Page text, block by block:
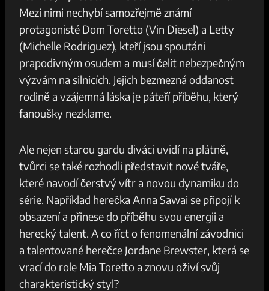
Mezi ⁢nimi⁤ nechybí samozřejmě známí
protagonisté‌ Dom Toretto (Vin Diesel) a Letty
(Michelle Rodriguez), kteří⁣ jsou spoutáni
prapodivným osudem ​a⁣ musí ⁤čelit nebezpečným⁢
výzvám na silnicích.‌ Jejich bezmezná​ oddanost
rodině a⁤ vzájemná láska je ⁤páteří ⁤příběhu, ⁢který
fanoušky nezklame.
Ale nejen starou gardu diváci uvidí⁢ na plátně,
tvůrci⁤ se⁢ také rozhodli představit ​nové tváře,
které navodí čerstvý vítr ⁣a novou dynamiku do
‍série. Například herečka Anna Sawai se připojí​ k​
obsazení a přinese do příběhu svou⁢ energii a​
herecký talent. A⁣ co říct‌ o fenomenální ‌závodnici
a talentované herečce⁣ Jordane Brewster,⁢ která ⁣se
vrací do role Mia Toretto a znovu oživí⁤ svůj
charakteristický styl?